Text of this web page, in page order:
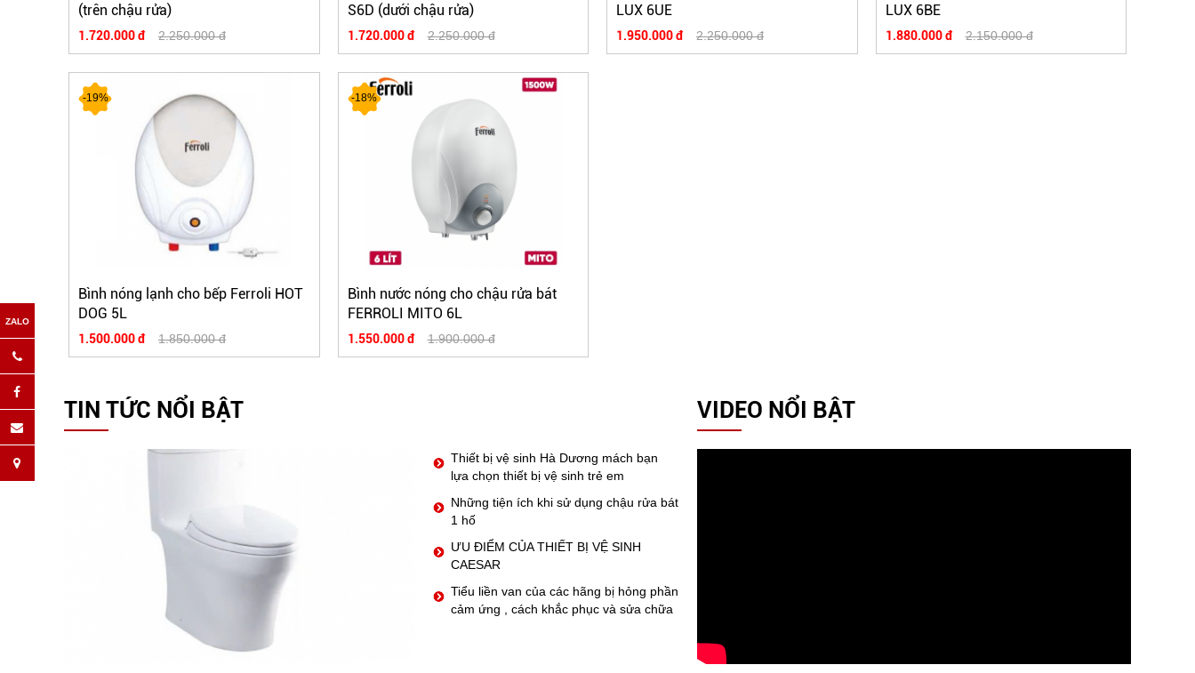
(trên chậu rửa)
1.720.000 đ 2.250.000 đ
S6D (dưới chậu rửa)
1.720.000 đ 2.250.000 đ
LUX 6UE
1.950.000 đ 2.250.000 đ
LUX 6BE
1.880.000 đ 2.150.000 đ
-19%
Bình nóng lạnh cho bếp Ferroli HOT
DOG 5L
1.500.000 đ 1.850.000 đ
-18%
Bình nước nóng cho chậu rửa bát
FERROLI MITO 6L
1.550.000 đ 1.900.000 đ
TIN TỨC NỔI BẬT
Thiết bị vệ sinh Hà Dương mách bạn
lựa chọn thiết bị vệ sinh trẻ em
Những tiện ích khi sử dụng chậu rửa bát
1 hố
ƯU ĐIỂM CỦA THIẾT BỊ VỆ SINH
CAESAR
Tiểu liền van của các hãng bị hỏng phần
cảm ứng , cách khắc phục và sửa chữa
VIDEO NỔI BẬT